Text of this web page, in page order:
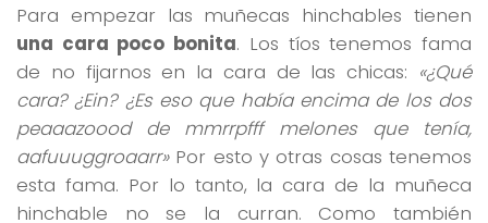
Para empezar las muñecas hinchables tienen
una cara poco bonita. Los tíos tenemos fama
de no fijarnos en la cara de las chicas: «¿Qué
cara? ¿Ein? ¿Es eso que había encima de los dos
peaaazoood de mmrrpfff melones que tenía,
aafuuuggroaarr»Por esto y otras cosas tenemos
esta fama. Por lo tanto, la cara de la muñeca
hinchable no se la curran. Como también